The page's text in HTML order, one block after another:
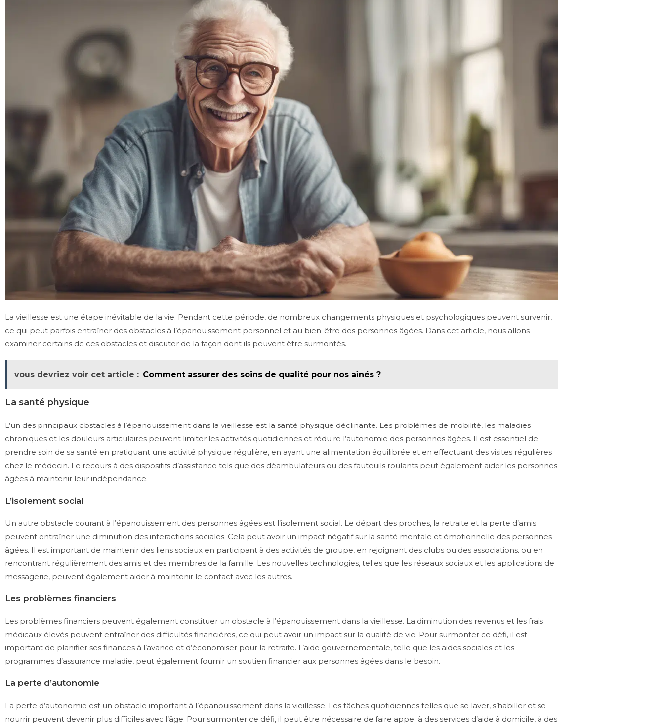
La vieillesse est une étape inévitable de la vie. Pendant cette période, de nombreux changements physiques et psychologiques peuvent survenir,
ce qui peut parfois entraîner des obstacles à l’épanouissement personnel et au bien-être des personnes âgées. Dans cet article, nous allons
examiner certains de ces obstacles et discuter de la façon dont ils peuvent être surmontés.
vous devriez voir cet article : Comment assurer des soins de qualité pour nos aînés ?
La santé physique
L’un des principaux obstacles à l’épanouissement dans la vieillesse est la santé physique déclinante. Les problèmes de mobilité, les maladies
chroniques et les douleurs articulaires peuvent limiter les activités quotidiennes et réduire l’autonomie des personnes âgées. Il est essentiel de
prendre soin de sa santé en pratiquant une activité physique régulière, en ayant une alimentation équilibrée et en effectuant des visites régulières
chez le médecin. Le recours à des dispositifs d’assistance tels que des déambulateurs ou des fauteuils roulants peut également aider les personnes
âgées à maintenir leur indépendance.
L’isolement social
Un autre obstacle courant à l’épanouissement des personnes âgées est l’isolement social. Le départ des proches, la retraite et la perte d’amis
peuvent entraîner une diminution des interactions sociales. Cela peut avoir un impact négatif sur la santé mentale et émotionnelle des personnes
âgées. Il est important de maintenir des liens sociaux en participant à des activités de groupe, en rejoignant des clubs ou des associations, ou en
rencontrant régulièrement des amis et des membres de la famille. Les nouvelles technologies, telles que les réseaux sociaux et les applications de
messagerie, peuvent également aider à maintenir le contact avec les autres.
Les problèmes financiers
Les problèmes financiers peuvent également constituer un obstacle à l’épanouissement dans la vieillesse. La diminution des revenus et les frais
médicaux élevés peuvent entraîner des difficultés financières, ce qui peut avoir un impact sur la qualité de vie. Pour surmonter ce défi, il est
important de planifier ses finances à l’avance et d’économiser pour la retraite. L’aide gouvernementale, telle que les aides sociales et les
programmes d’assurance maladie, peut également fournir un soutien financier aux personnes âgées dans le besoin.
La perte d’autonomie
La perte d’autonomie est un obstacle important à l’épanouissement dans la vieillesse. Les tâches quotidiennes telles que se laver, s’habiller et se
nourrir peuvent devenir plus difficiles avec l’âge. Pour surmonter ce défi, il peut être nécessaire de faire appel à des services d’aide à domicile, à des